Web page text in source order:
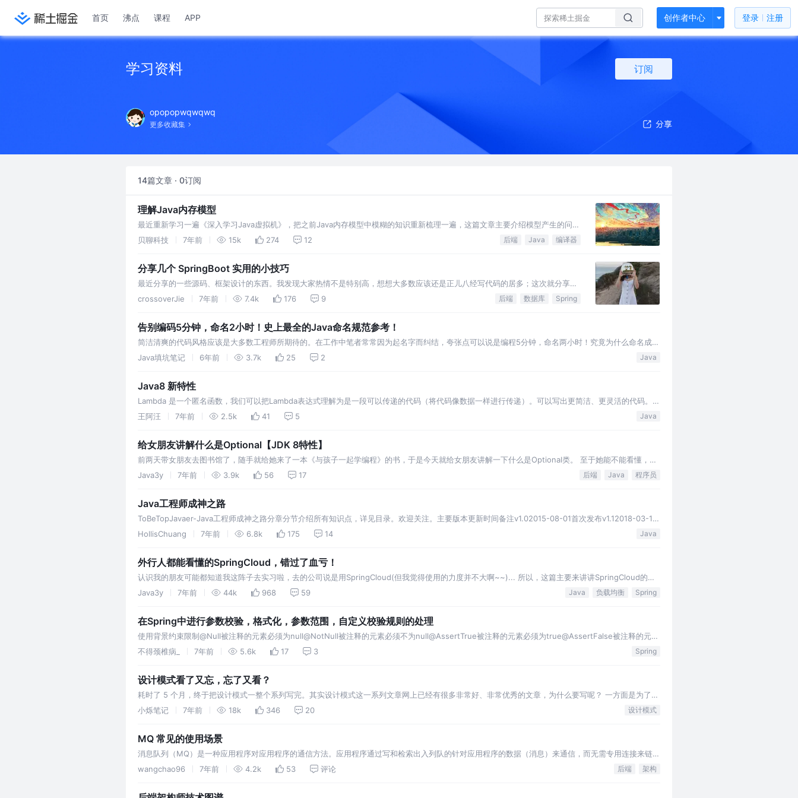
首页 沸点 课程 APP 创作者中心 登录 注册
学习资料 订阅
opopopwqwqwq
更多收藏集
14篇文章 · 0订阅
理解Java内存模型
最近重新学习一遍《深入学习Java虚拟机》，把之前Java内存模型中模糊的知识重新梳理一遍，这篇文章主要介绍模型产生的问题
背景，解决的问题，处理思路，相关实现规则，环环相扣，希望读者看完这篇文章后能对Java内存模型体系产生一个相对清晰的理
贝聊科技 7年前 15k 274 12 后端 Java 编译器
分享几个 SpringBoot 实用的小技巧
最近分享的一些源码、框架设计的东西。我发现大家热情不是特别高，想想大多数应该还是正儿八经写代码的居多；这次就分享一
点接地气的： SpringBoot 使用中的一些小技巧。 算不上多高大上的东西，但都还挺有用。 项目是基于 SpringCloud 或者是
crossoverJie 7年前 7.4k 176 9 后端 数据库 Spring
告别编码5分钟，命名2小时！史上最全的Java命名规范参考！
简洁清爽的代码风格应该是大多数工程师所期待的。在工作中笔者常常因为起名字而纠结，夸张点可以说是编程5分钟，命名两小时！究竟为什么命名成为
了工作中的拦路虎。 每个公司都有不同的标准，目的是为了保持统一，减少沟通成本，提升团队研发效能。所以本文中是笔者结合阿里巴巴开发规范，以
Java填坑笔记 6年前 3.7k 25 2 Java
Java8 新特性
Lambda 是一个匿名函数，我们可以把Lambda表达式理解为是一段可以传递的代码（将代码像数据一样进行传递）。可以写出更简洁、更灵活的代码。作
为一种更紧凑的代码风格，使Java的语言表达能力得到了提升。 格式: ClassName::new 与函数式接口相结合，自动与函数式…
王阿汪 7年前 2.5k 41 5 Java
给女朋友讲解什么是Optional【JDK 8特性】
前两天带女朋友去图书馆了，随手就给她来了一本《与孩子一起学编程》的书，于是今天就给女朋友讲解一下什么是Optional类。 至于她能不能看懂，那
肯定是看不懂的。(学到变量/for循环的女人怎么能看懂呢) 不知道大家还记得上一篇《阿里巴巴 Java开发手册》读后感不，当时阅读到空…
Java3y 7年前 3.9k 56 17 后端 Java 程序员
Java工程师成神之路
ToBeTopJavaer-Java工程师成神之路分章分节介绍所有知识点，详见目录。欢迎关注。主要版本更新时间备注v1.02015-08-01首次发布v1.12018-03-12
增加新技术知识、完善知
HollisChuang 7年前 6.8k 175 14 Java
外行人都能看懂的SpringCloud，错过了血亏！
认识我的朋友可能都知道我这阵子去实习啦，去的公司说是用SpringCloud(但我觉得使用的力度并不大啊~~)... 所以，这篇主要来讲讲SpringCloud的一
些基础的知识。(我就是现学现卖了，主要当做我学习SpringCloud的笔记吧！)当然了，我的水平是有限的，可能会…
Java3y 7年前 44k 968 59 Java 负载均衡 Spring
在Spring中进行参数校验，格式化，参数范围，自定义校验规则的处理
使用背景约束限制@Null被注释的元素必须为null@NotNull被注释的元素必须不为null@AssertTrue被注释的元素必须为true@AssertFalse被注释的元素
必须为false@M
不得颈椎病_ 7年前 5.6k 17 3 Spring
设计模式看了又忘，忘了又看？
耗时了 5 个月，终于把设计模式一整个系列写完。其实设计模式这一系列文章网上已经有很多非常好、非常优秀的文章，为什么要写呢？ 一方面是为了学
得更扎实，印象中设计模式学习了 2 遍，记得牢的基本就那几个众所周知的，反思前面 2 次学习过程，缺少了思考的过程，没有把知识消化掉转化成…
小烁笔记 7年前 18k 346 20 设计模式
MQ 常见的使用场景
消息队列（MQ）是一种应用程序对应用程序的通信方法。应用程序通过写和检索出入列队的针对应用程序的数据（消息）来通信，而无需专用连接来链接
它们。消息传递指的是程序之间通过在消息中发送数据进行通信，而不是通过直接调用彼此来通信，直接调用通常是用于诸如远程过程调用的技术。排队
wangchao96 7年前 4.2k 53 评论 后端 架构